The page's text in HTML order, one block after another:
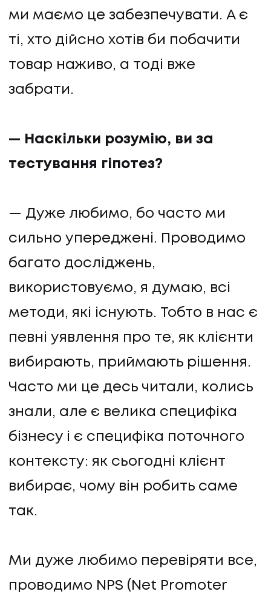
ми маємо це забезпечувати. А є
ті, хто дійсно хотів би побачити
товар наживо, а тоді вже
забрати.
— Наскільки розумію, ви за
тестування гіпотез?
— Дуже любимо, бо часто ми
сильно упереджені. Проводимо
багато досліджень,
використовуємо, я думаю, всі
методи, які існують. Тобто в нас є
певні уявлення про те, як клієнти
вибирають, приймають рішення.
Часто ми це десь читали, колись
знали, але є велика специфіка
бізнесу і є специфіка поточного
контексту: як сьогодні клієнт
вибирає, чому він робить саме
так.
Ми дуже любимо перевіряти все,
проводимо NPS (Net Promoter